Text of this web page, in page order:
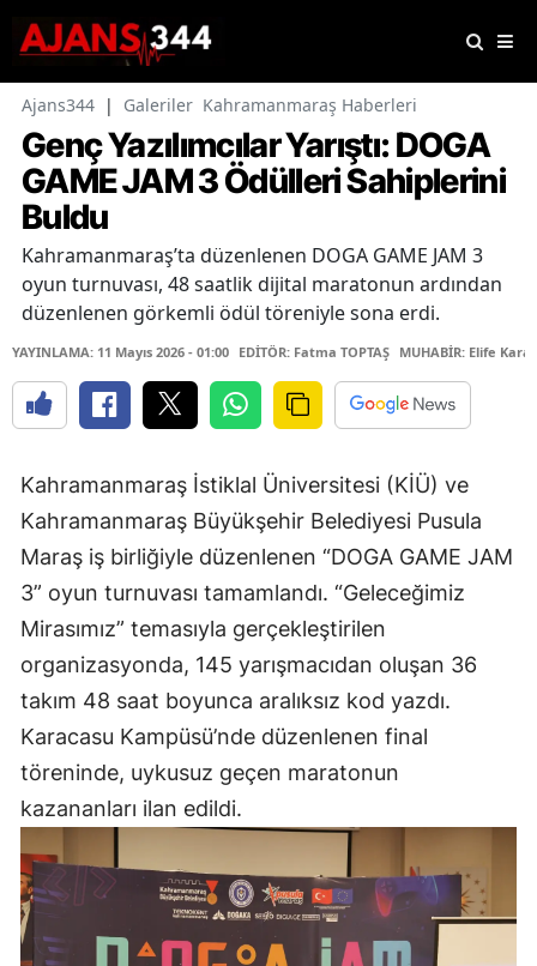
Ajans344 | Galeriler Kahramanmaraş Haberleri
Genç Yazılımcılar Yarıştı: DOGA
GAME JAM 3 Ödülleri Sahiplerini
Buldu
Kahramanmaraş’ta düzenlenen DOGA GAME JAM 3
oyun turnuvası, 48 saatlik dijital maratonun ardından
düzenlenen görkemli ödül töreniyle sona erdi.
YAYINLAMA: 11 Mayıs 2026 - 01:00 EDİTÖR: Fatma TOPTAŞ MUHABİR: Elife
Kahramanmaraş İstiklal Üniversitesi (KİÜ) ve
Kahramanmaraş Büyükşehir Belediyesi Pusula
Maraş iş birliğiyle düzenlenen “DOGA GAME JAM
3” oyun turnuvası tamamlandı. “Geleceğimiz
Mirasımız” temasıyla gerçekleştirilen
organizasyonda, 145 yarışmacıdan oluşan 36
takım 48 saat boyunca aralıksız kod yazdı.
Karacasu Kampüsü’nde düzenlenen final
töreninde, uykusuz geçen maratonun
kazananları ilan edildi.